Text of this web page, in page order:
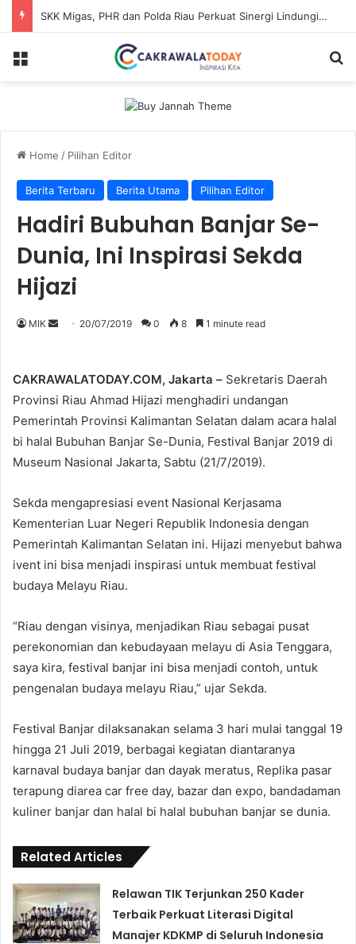
Dinilai Beratkan Media Startup, SMSI Riau Minta Permenkum Nomor 49 Tahun 2025 Dikaji Ulang
Menu
Home / Pilihan Editor
Berita Terbaru Berita Utama Pilihan Editor
Hadiri Bubuhan Banjar Se-
Dunia, Ini Inspirasi Sekda
Hijazi
MIK
Send 20/07/2019 0 8 1 minute read
CAKRAWALATODAY.COM, Jakarta – Sekretaris Daerah
Provinsi Riau Ahmad Hijazi menghadiri undangan
Pemerintah Provinsi Kalimantan Selatan dalam acara halal
bi halal Bubuhan Banjar Se-Dunia, Festival Banjar 2019 di
Museum Nasional Jakarta, Sabtu (21/7/2019).
Sekda mengapresiasi event Nasional Kerjasama
Kementerian Luar Negeri Republik Indonesia dengan
Pemerintah Kalimantan Selatan ini. Hijazi menyebut bahwa
ivent ini bisa menjadi inspirasi untuk membuat festival
budaya Melayu Riau.
“Riau dengan visinya, menjadikan Riau sebagai pusat
perekonomian dan kebudayaan melayu di Asia Tenggara,
saya kira, festival banjar ini bisa menjadi contoh, untuk
pengenalan budaya melayu Riau,” ujar Sekda.
Festival Banjar dilaksanakan selama 3 hari mulai tanggal 19
hingga 21 Juli 2019, berbagai kegiatan diantaranya
karnaval budaya banjar dan dayak meratus, Replika pasar
terapung diarea car free day, bazar dan expo, bandadaman
kuliner banjar dan halal bi halal bubuhan banjar se dunia.
Related Articles
Relawan TIK Terjunkan 250 Kader
Terbaik Perkuat Literasi Digital
Manajer KDKMP di Seluruh Indonesia